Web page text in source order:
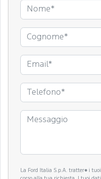
La Ford Italia S.p.A. tratter� i